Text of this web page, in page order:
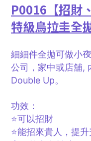
P0016【招財
特級烏拉圭全
細細件全拋可做小夜
公司，家中或店舖,
Double Up。
功效：
⭐️可以招財
⭐️能招來貴人，提